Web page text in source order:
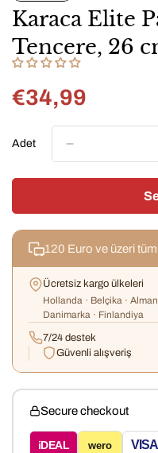
Karaca Elite
Tencere, 26
Normal
€34,99
Adet
120 Euro ve üzeri
Ücretsiz kargo ülkeleri
Hollanda · Belçika ·
Danimarka · Finlandiya
7/24 destek
Güvenli alışveriş
Secure checkout
iDEAL wero VISA